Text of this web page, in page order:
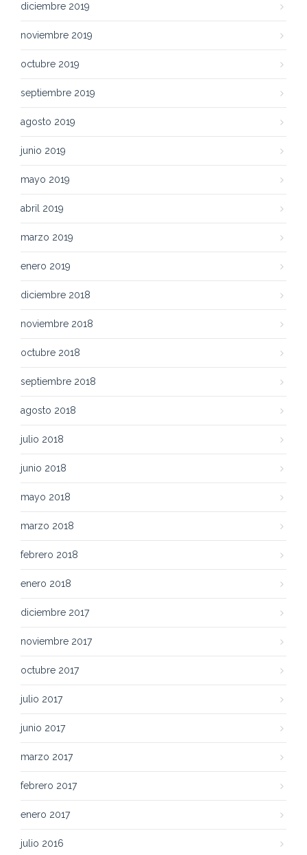
diciembre 2019
noviembre 2019
octubre 2019
septiembre 2019
agosto 2019
junio 2019
mayo 2019
abril 2019
marzo 2019
enero 2019
diciembre 2018
noviembre 2018
octubre 2018
septiembre 2018
agosto 2018
julio 2018
junio 2018
mayo 2018
marzo 2018
febrero 2018
enero 2018
diciembre 2017
noviembre 2017
octubre 2017
julio 2017
junio 2017
marzo 2017
febrero 2017
enero 2017
julio 2016